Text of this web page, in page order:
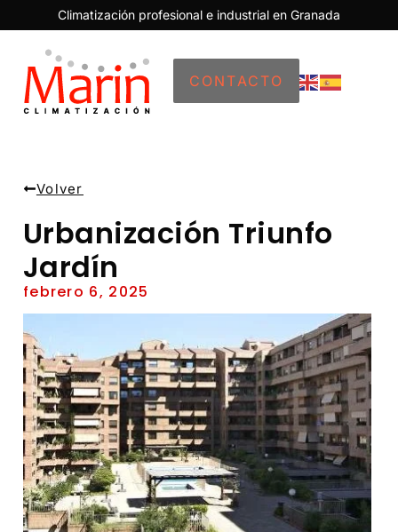
Climatización profesional e industrial en Granada
CONTACTO
Volver
Urbanización Triunfo
Jardín
febrero 6, 2025